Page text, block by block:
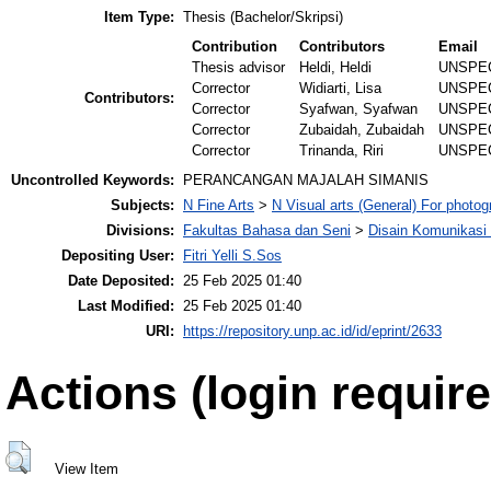
Item Type: Thesis (Bachelor/Skripsi)
Contributors:
Contribution Contributors
Email
Thesis advisor
Heldi, Heldi
Corrector
Widiarti, Lisa
Corrector
Syafwan, Syafwan
Corrector
Zubaidah, Zubaidah
Corrector
Trinanda, Riri
Uncontrolled Keywords:
PERANCANGAN MAJALAH SIMANIS
Subjects:
N Fine Arts > N Visual arts (General) For
Divisions:
Fakultas Bahasa dan Seni > Disain
Depositing User:
Fitri Yelli S.Sos
Date Deposited: 25 Feb 2025 01:40
Last Modified: 25 Feb 2025 01:40
URI:
https://repository.unp.ac.id/id/eprint/2633
Actions (login
View Item